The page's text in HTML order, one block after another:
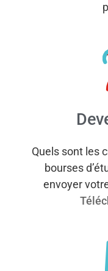
Quels sont les
bourses
envoyer